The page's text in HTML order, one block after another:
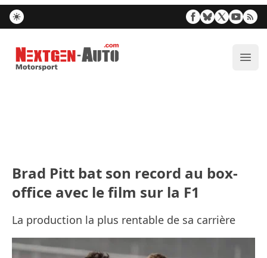
Nextgen-Auto.com
Brad Pitt bat son record au box-
office avec le film sur la F1
La production la plus rentable de sa carrière